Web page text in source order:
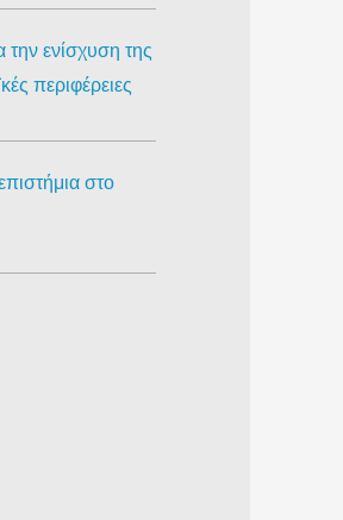
την ενίσχυση της
περιφέρειες
στο